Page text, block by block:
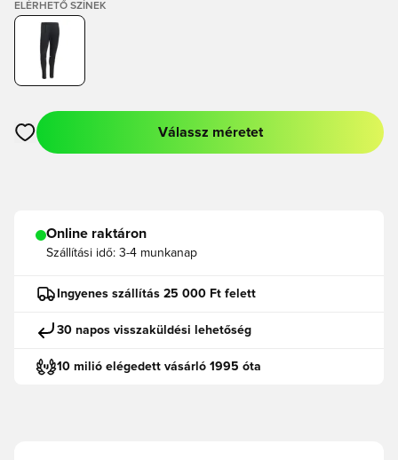
ELÉRHETŐ SZÍNEK
Megnyit egy modált a bejelentkezéshez vagy a tagként való
Válassz méretet
Online raktáron
Szállítási idő: 3-4 munkanap
Ingyenes szállítás 25 000 Ft felett
30 napos visszaküldési lehetőség
10 milió elégedett vásárló 1995 óta